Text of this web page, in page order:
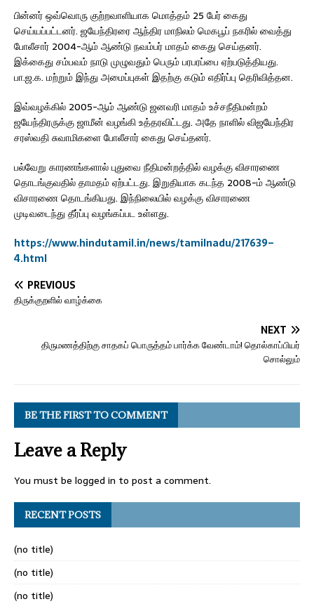
பின்னர் ஒவ்வொரு குற்றவாளியாக மொத்தம் 25 பேர் கைது
செய்யப்பட்டனர். ஜயேந்திரரை ஆந்திர மாநிலம் மெகபூப் நகரில் வைத்து
போலீசார் 2004-ஆம் ஆண்டு நவம்பர் மாதம் கைது செய்தனர்.
இக்கைது சம்பவம் நாடு முழுவதும் பெரும் பரபரப்பை ஏற்படுத்தியது.
பா.ஜ.க. மற்றும் இந்து அமைப்புகள் இதற்கு கடும் எதிர்ப்பு தெரிவித்தன.
இவ்வழக்கில் 2005-ஆம் ஆண்டு ஜனவரி மாதம் உச்சநீதிமன்றம்
ஜயேந்திரருக்கு ஜாமீன் வழங்கி உத்தரவிட்டது. அதே நாளில் விஜயேந்திர
சரஸ்வதி சுவாமிகளை போலீசார் கைது செய்தனர்.
பல்வேறு காரணங்களால் புதுவை நீதிமன்றத்தில் வழக்கு விசாரணை
தொடங்குவதில் தாமதம் ஏற்பட்டது. இறுதியாக கடந்த 2008-ம் ஆண்டு
விசாரணை தொடங்கியது. இந்நிலையில் வழக்கு விசாரணை
முடிவடைந்து தீர்ப்பு வழங்கப்பட உள்ளது.
https://www.hindutamil.in/news/tamilnadu/217639–
4.html
PREVIOUS
திருக்குறளில் வாழ்க்கை
NEXT
திருமணத்திற்கு சாதகப் பொருத்தம் பார்க்க வேண்டாம்! தொல்காப்பியர்
சொல்லும்
BE THE FIRST TO COMMENT
Leave a Reply
You must be logged in to post a comment.
RECENT POSTS
(no title)
(no title)
(no title)